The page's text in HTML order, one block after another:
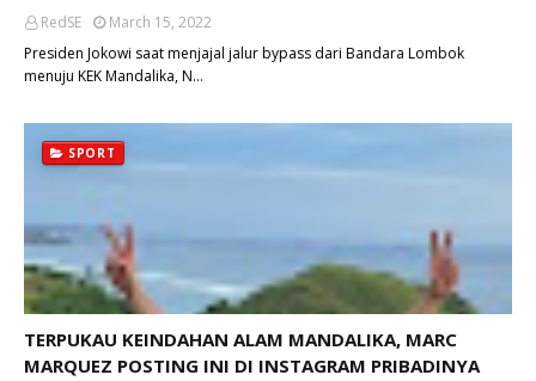
RedSE
March 15, 2022
Presiden Jokowi saat menjajal jalur bypass dari Bandara Lombok
menuju KEK Mandalika, N…
SPORT
TERPUKAU KEINDAHAN ALAM MANDALIKA, MARC
MARQUEZ POSTING INI DI INSTAGRAM PRIBADINYA